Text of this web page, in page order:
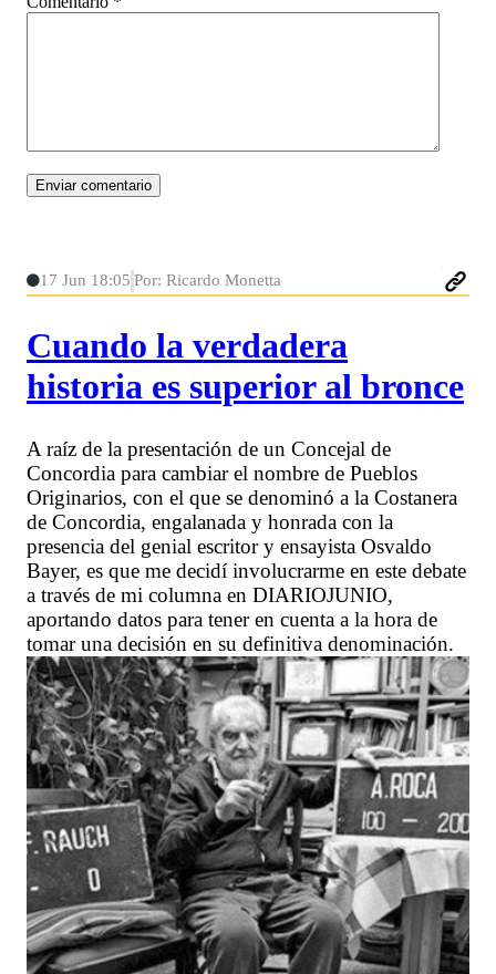
17 Jun 18:05 Por: Ricardo Monetta
Cuando la verdadera
historia es superior al bronce
A raíz de la presentación de un Concejal de
Concordia para cambiar el nombre de Pueblos
Originarios, con el que se denominó a la Costanera
de Concordia, engalanada y honrada con la
presencia del genial escritor y ensayista Osvaldo
Bayer, es que me decidí involucrarme en este debate
a través de mi columna en DIARIOJUNIO,
aportando datos para tener en cuenta a la hora de
tomar una decisión en su definitiva denominación.